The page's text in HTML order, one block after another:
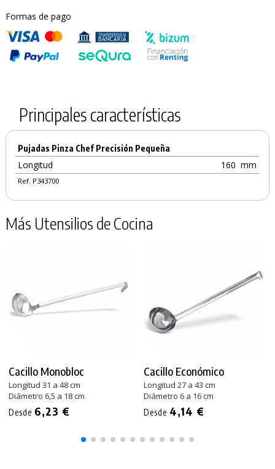
PRODUCTO AÑADIDO AL CARRITO
Formas de pago
Principales características
Pujadas Pinza Chef Precisión Pequeña
Longitud 160 mm
Ref. P343700
Más Utensilios de Cocina
Cacillo Monobloc
Longitud 31 a 48 cm
Diámetro 6,5 a 18 cm
Desde 6,23 €
Cacillo Económico
Longitud 27 a 43 cm
Diámetro 6 a 16 cm
Desde 4,14 €